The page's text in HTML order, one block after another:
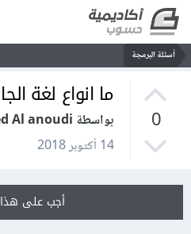
أسئلة البرمجة
0
ما انواع لغة
بواسطة Ahmed Al anoudi
14 أكتوبر 2018
أجب على